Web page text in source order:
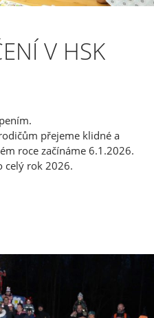
V HSK
přejeme klidné a
roce začínáme 6.1.2026.
celý rok 2026.